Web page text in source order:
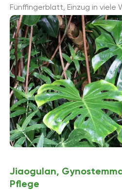
Fünffingerblatt, Einzug in viele
Dabei gibt es die typisch
Jiaogulan,
Pflege